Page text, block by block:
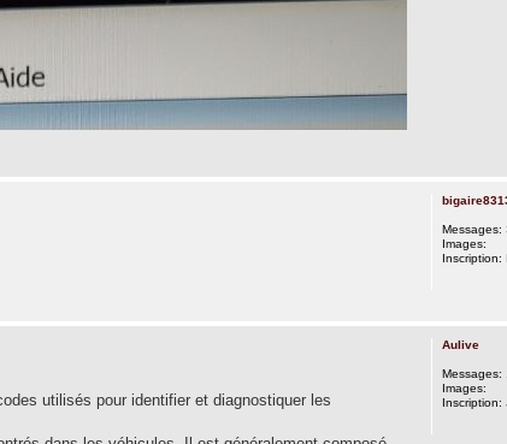
Messages:
Images:
Inscription:
utilisés pour identifier et diagnostiquer les
Aulive
Messages:
Images:
Inscription: